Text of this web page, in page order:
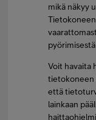
mikä näkyy
Voit havaita
tietokoneen
että
lainkaan